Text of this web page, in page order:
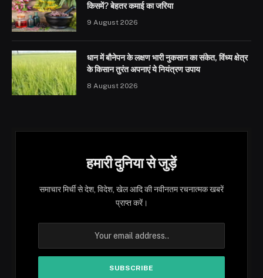
किसमें? बेहतर कमाई का जरिया
9 August 2026
धान में बौनेपन के लक्षण भारी नुकसान का संकेत, विंध्य क्षेत्र
के किसान तुरंत अपनाएं ये नियंत्रण उपाय
8 August 2026
हमारी दुनिया से जुड़ें
समाचार मिर्ची से देश, विदेश, खेल आदि की नवीनतम रचनात्मक खबरें
प्राप्त करें।